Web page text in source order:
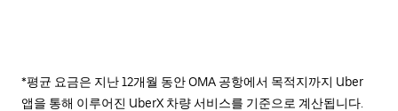
*평균 요금은 지난 12개월 동안 OMA 공항에서 목적지까지 Uber
앱을 통해 이루어진 UberX 차량 서비스를 기준으로 계산됩니다.